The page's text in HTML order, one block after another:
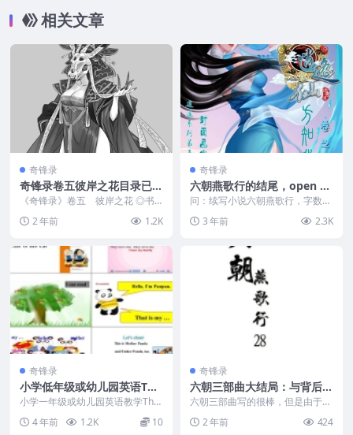
相关文章
奇锋录
奇锋录卷五彼岸之花目录已
出，敬请期待正式发出
《奇锋录》卷五 彼岸之花 ◎书
窦 第卅四折 如风茹...
2 年前 1.2K
奇锋录
六朝燕歌行的结尾，open ai
续写小说水平展示
问：续写小说六朝燕歌行，字数两
杨穿越到秦朝，在智多...
3 年前 2.3K
奇锋录
小学低年级或幼儿园英语Tha
t is his car教案下载
小学一年级或幼儿园英语教学That
is his car，共26页。 英语教学
老...4 年前 1.2K 10
奇锋录
六朝三部曲大结局：与背后大
boss永王的大决战
六朝三部曲写的很棒，但是由于众
结局，下面是网友续写...
2 年前 424